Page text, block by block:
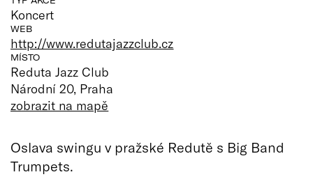
Koncert
WEB
http://www.redutajazzclub.cz
MÍSTO
Reduta Jazz Club
Národní 20, Praha
zobrazit na mapě
Oslava swingu v pražské Redutě s Big Band
Trumpets.